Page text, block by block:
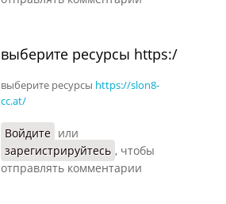
выберите ресурсы https:/
выберите ресурсы https://slon8-
cc.at/
Войдите или
зарегистрируйтесь , чтобы
отправлять комментарии